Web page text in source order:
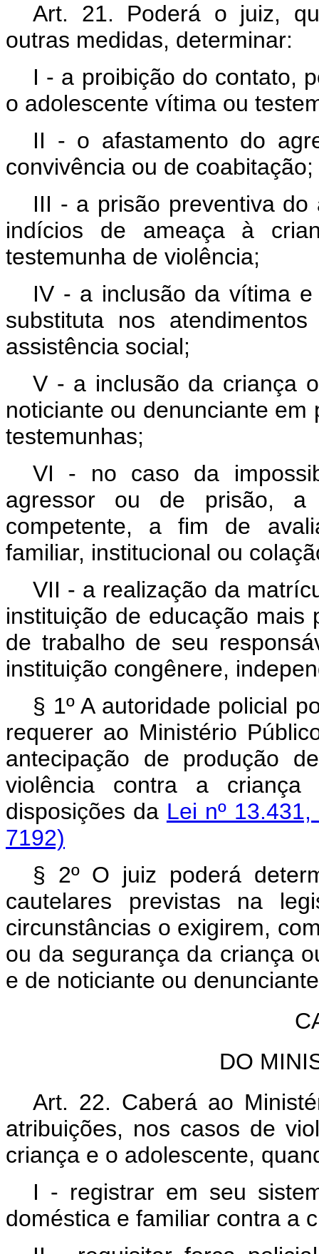
Art. 21. Poderá o juiz,
outras medidas, determinar:
I - a proibição do contato,
o adolescente vítima ou
II - o afastamento do
convivência ou de coabitação;
III - a prisão preventiva do
indícios de ameaça à
testemunha de violência;
IV - a inclusão da vítima
substituta nos
assistência social;
V - a inclusão da criança
noticiante ou denunciante
testemunhas;
VI - no caso da
agressor ou de prisão,
competente, a fim de
familiar, institucional ou
VII - a realização da
instituição de educação
de trabalho de seu
instituição congênere,
§ 1º A autoridade policial
requerer ao Ministério
antecipação de produção
violência contra a
disposições da Lei nº
7192)
§ 2º O juiz poderá
cautelares previstas na
circunstâncias o exigirem,
ou da segurança da criança
e de noticiante ou
DO
Art. 22. Caberá ao
atribuições, nos casos de
criança e o adolescente,
I - registrar em seu
doméstica e familiar contra a